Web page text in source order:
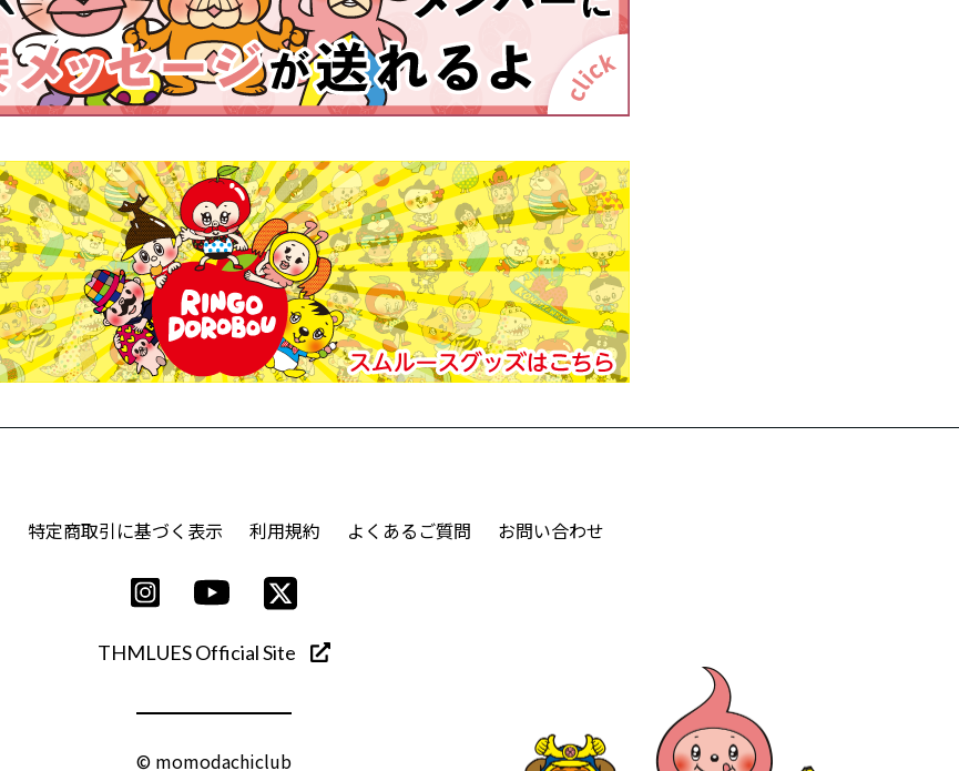
特定商取引に基づく表示 利用規約 よくあるご質問 お問い合わせ
THMLUES Official Site
© momodachiclub